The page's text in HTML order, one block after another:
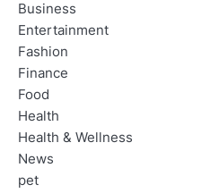
Business
Entertainment
Fashion
Finance
Food
Health
Health & Wellness
News
pet